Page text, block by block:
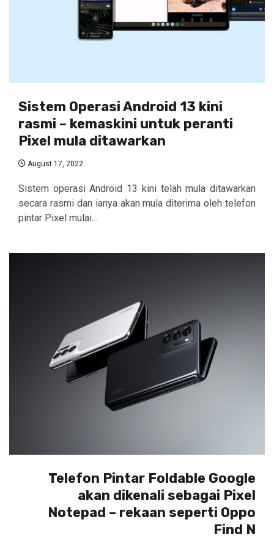
Sistem Operasi Android 13 kini
rasmi – kemaskini untuk peranti
Pixel mula ditawarkan
August 17, 2022
Sistem operasi Android 13 kini telah mula ditawarkan
secara rasmi dan ianya akan mula diterima oleh telefon
pintar Pixel mulai...
Telefon Pintar Foldable Google
akan dikenali sebagai Pixel
Notepad – rekaan seperti Oppo
Find N